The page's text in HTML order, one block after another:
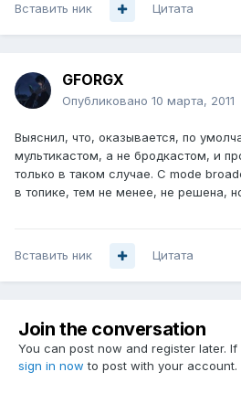
Вставить ник Цитата
GFORGX
Опубликовано 10 марта, 2011
Выяснил, что, оказывается, по
мультикастом, а не бродкастом, и
только в таком случае. С mode
в топике, тем не менее, не решена,
Вставить ник Цитата
Join the conversation
You can post now and register later.
sign in now to post with your account.